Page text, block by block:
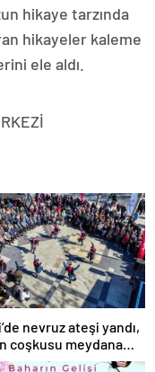
hikaye tarzında
hikayeler kaleme
ele aldı.
nevruz ateşi yandı,
coşkusu meydana